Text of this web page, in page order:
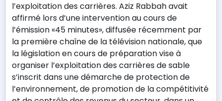
l’exploitation des carrières. Aziz Rabbah avait
affirmé lors d’une intervention au cours de
l’émission «45 minutes», diffusée récemment par
la première chaîne de la télévision nationale, que
la législation en cours de préparation vise à
organiser l’exploitation des carrières de sable
s’inscrit dans une démarche de protection de
l’environnement, de promotion de la compétitivité